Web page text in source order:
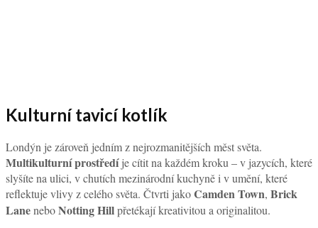
Kulturní tavicí kotlík
Londýn je zároveň jedním z nejrozmanitějších měst světa.
Multikulturní prostředíje cítit na každém kroku – v jazycích, které
slyšíte na ulici, v chutích mezinárodní kuchyně i v umění, které
reflektuje vlivy z celého světa. Čtvrti jakoCamden Town, Brick
LaneneboNotting Hillpřetékají kreativitou a originalitou.